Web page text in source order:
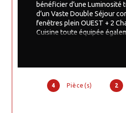
4 Pièce(s) 2
bénéficier d’une Luminosité
d’un Vaste Double Séjour
fenêtres plein OUEST + 2
Cuisine toute équipée
- PARFAITE DISTRIBUTION